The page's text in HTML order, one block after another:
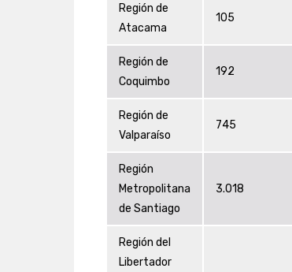
Región de
Atacama
105
Región de
Coquimbo
192
Región de
Valparaíso
745
Región
Metropolitana
de Santiago
3.018
Región del
Libertador